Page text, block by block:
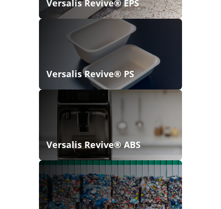
Versalis Revive® EPS
Versalis Revive® PS
Versalis Revive® ABS